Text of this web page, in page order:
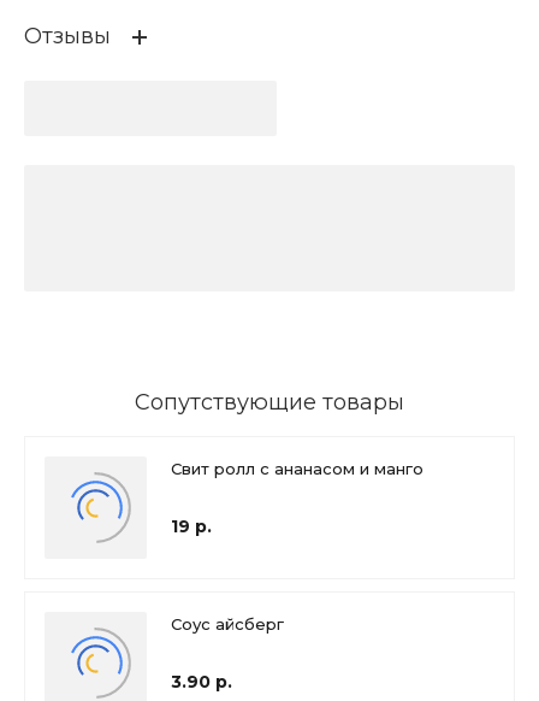
Отзывы
Сопутствующие товары
Свит ролл с ананасом и манго
19 р.
Соус айсберг
3.90 р.